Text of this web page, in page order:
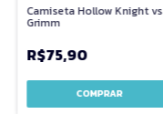
Camiseta Hollow Knight vs
Grimm
R$75,90
COMPRAR